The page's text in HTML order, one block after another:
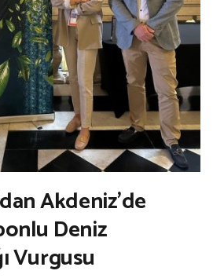
Akdeniz’de
Deniz
Vurgusu